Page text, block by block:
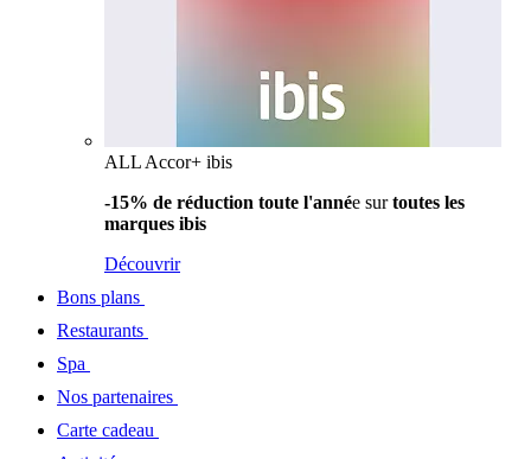
ALL Accor+ ibis
-15% de réduction toute l'année surtoutes les
marques ibis
Découvrir
Bons plans
Restaurants
Spa
Nos partenaires
Carte cadeau